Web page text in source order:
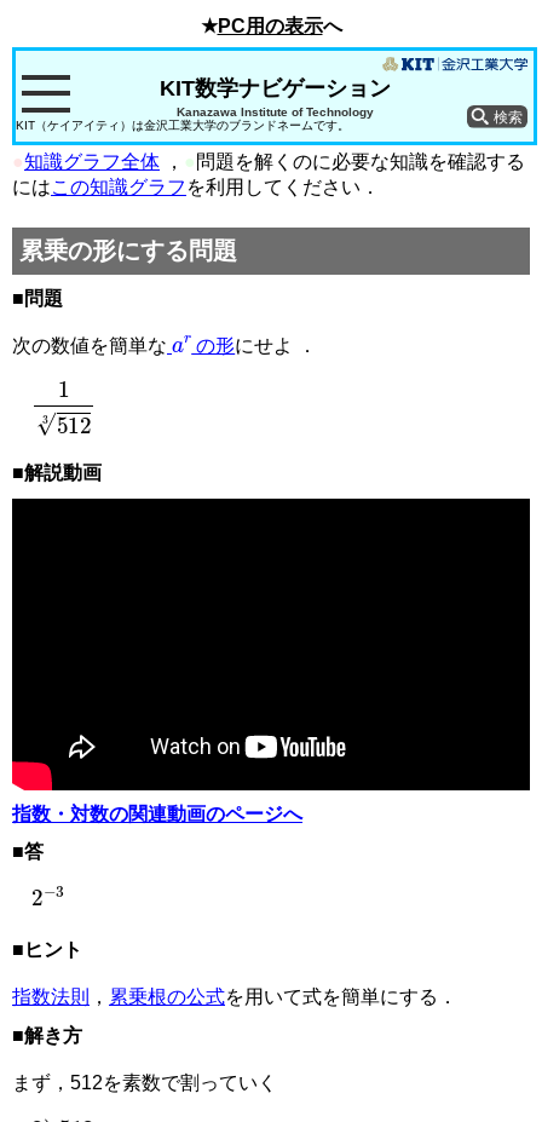
★PC用の表示へ
Kanazawa Institute of Technology
KIT数学ナビゲーション
KIT（ケイアイティ）は金沢工業大学のブランドネームです。
●知識グラフ全体 ， ● 問題を解くのに必要な知識を確認する
にはこの知識グラフ を利用してください．
累乗の形にする問題
■問題
次の数値を簡単な
ar
の形にせよ ．
512
■解説動画
指数・対数の関連動画のページへ
■答
2−3
■ヒント
指数法則 ， 累乗根の公式を用いて式を簡単にする．
■解き方
まず，512を素数で割っていく